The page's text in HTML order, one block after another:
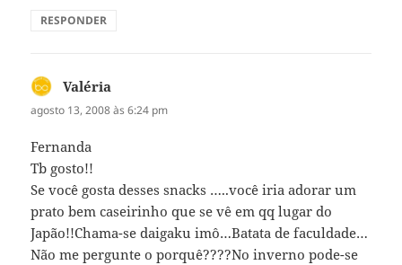
RESPONDER
Valéria
agosto 13, 2008 às 6:24 pm
Fernanda
Tb gosto!!
Se você gosta desses snacks …..você iria adorar um
prato bem caseirinho que se vê em qq lugar do
Japão!!Chama-se daigaku imô…Batata de faculdade…
Não me pergunte o porquê????No inverno pode-se